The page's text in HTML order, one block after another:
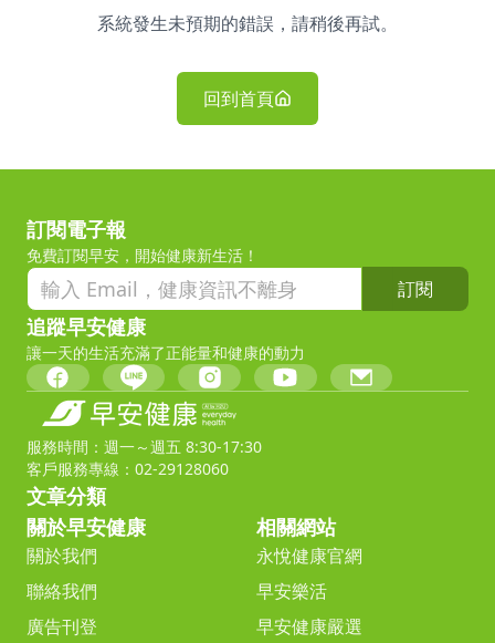
系統發生未預期的錯誤，請稍後再試。
回到首頁
訂閱電子報
免費訂閱早安，開始健康新生活！
訂閱
追蹤早安健康
讓一天的生活充滿了正能量和健康的動力
服務時間：週一～週五 8:30-17:30
客戶服務專線：02-29128060
文章分類
關於早安健康
關於我們
聯絡我們
廣告刊登
相關網站
永悅健康官網
早安樂活
早安健康嚴選